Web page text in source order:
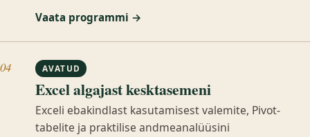
Vaata programmi →
04 AVATUD
Excel algajast kesktasemeni
Exceli ebakindlast kasutamisest valemite, Pivot-
tabelite ja praktilise andmeanalüüsini